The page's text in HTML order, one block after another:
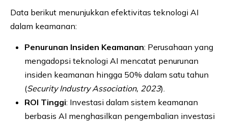
Data berikut menunjukkan efektivitas teknologi AI
dalam keamanan:
Penurunan Insiden Keamanan: Perusahaan yang
mengadopsi teknologi AI mencatat penurunan
insiden keamanan hingga 50% dalam satu tahun
(Security Industry Association, 2023).
ROI Tinggi: Investasi dalam sistem keamanan
berbasis AI menghasilkan pengembalian investasi